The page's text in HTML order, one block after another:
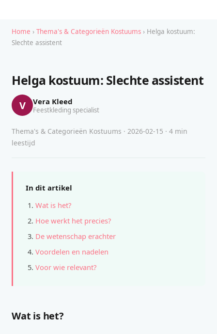
Home › Thema's & Categorieën Kostuums › Helga kostuum:
Slechte assistent
Helga kostuum: Slechte assistent
V Vera Kleed
Feestkleding specialist
Thema's & Categorieën Kostuums · 2026-02-15 · 4 min
leestijd
In dit artikel
Wat is het?
Hoe werkt het precies?
De wetenschap erachter
Voordelen en nadelen
Voor wie relevant?
Wat is het?